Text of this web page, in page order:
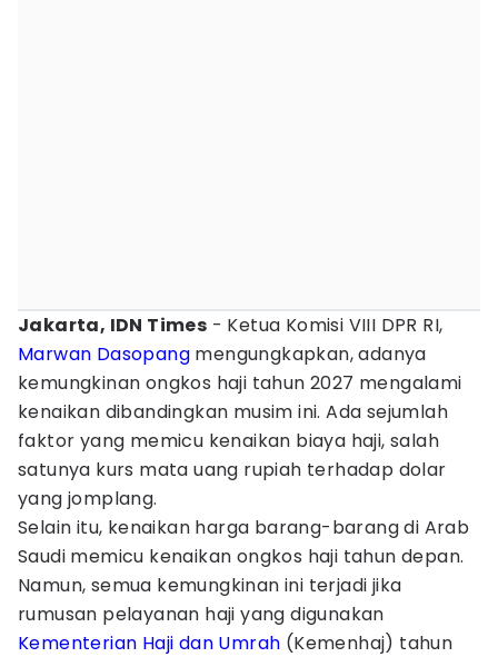
Jakarta, IDN Times - Ketua Komisi VIII DPR RI,
Marwan Dasopang mengungkapkan, adanya
kemungkinan ongkos haji tahun 2027 mengalami
kenaikan dibandingkan musim ini. Ada sejumlah
faktor yang memicu kenaikan biaya haji, salah
satunya kurs mata uang rupiah terhadap dolar
yang jomplang.
Selain itu, kenaikan harga barang-barang di Arab
Saudi memicu kenaikan ongkos haji tahun depan.
Namun, semua kemungkinan ini terjadi jika
rumusan pelayanan haji yang digunakan
Kementerian Haji dan Umrah (Kemenhaj) tahun